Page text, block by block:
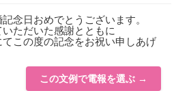
記念日おめでとうございます。
いただいた感謝とともに
てこの度の記念をお祝い申しあげ
この文例で電報を選ぶ →